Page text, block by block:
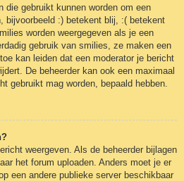
die gebruikt kunnen worden om een
bijvoorbeeld :) betekent blij, :( betekent
worden weergegeven als je een
gebruik van smilies, ze maken een
kan leiden dat een moderator je bericht
De beheerder kan ook een maximaal
gebruikt mag worden, bepaald hebben.
weergeven. Als de beheerder bijlagen
het forum uploaden. Anders moet je er
een andere publieke server beschikbaar